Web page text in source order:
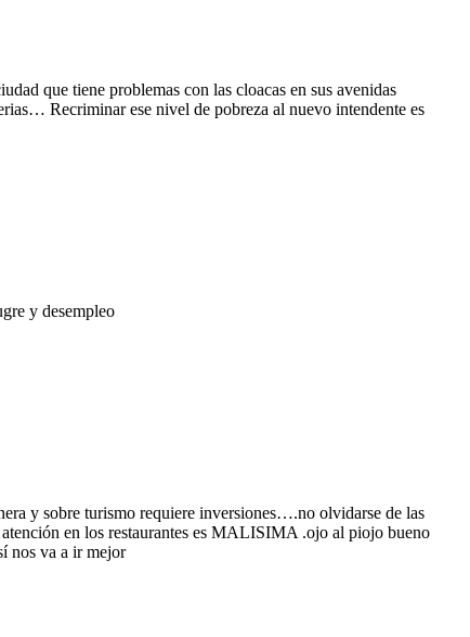
que tiene problemas con las cloacas en sus avenidas
Recriminar ese nivel de pobreza al nuevo intendente es
y desempleo
y sobre turismo requiere inversiones….no olvidarse de las
en los restaurantes es MALISIMA .ojo al piojo bueno
nos va a ir mejor